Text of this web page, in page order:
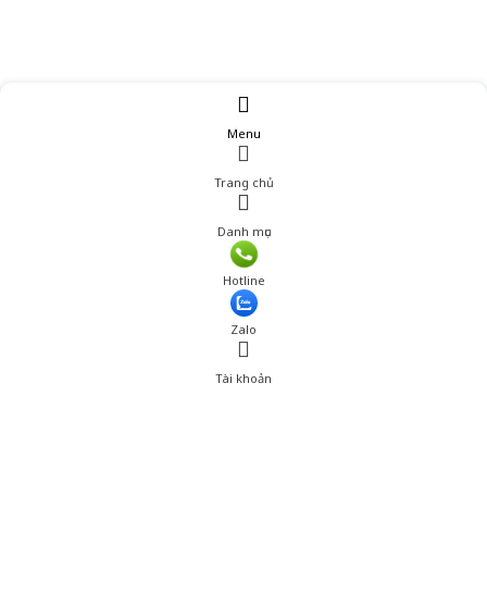
Menu
Trang chủ
Danh mục
Hotline
Zalo
Tài khoản